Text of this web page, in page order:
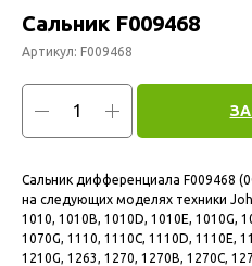
Сальник F009468
Артикул: F009468
Сальник дифференциала F009468
на следующих моделях техники
1010, 1010B, 1010D, 1010E, 1010G,
1070G, 1110, 1110C, 1110D, 1110E,
1210G, 1263, 1270, 1270B, 1270C,